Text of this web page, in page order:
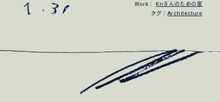
Work：
Knさんのための家
タグ： Architecture